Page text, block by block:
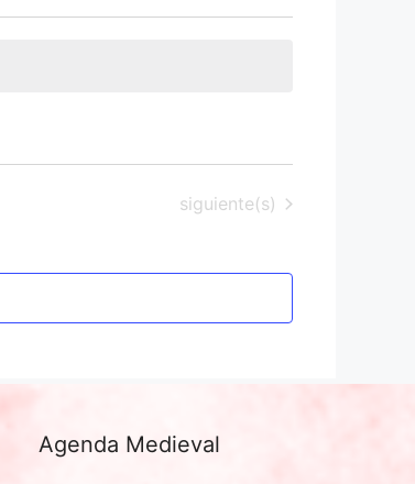
Eventos
siguiente(s)
Agenda Medieval